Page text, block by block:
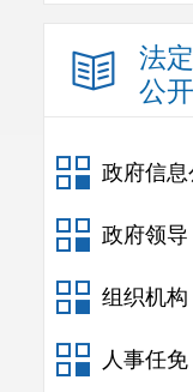
法
公
政府信
政府领导
组织机构
人事任免